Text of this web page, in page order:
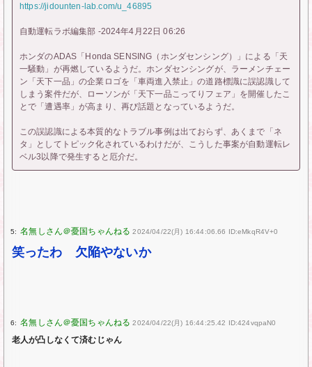
https://jidounten-lab.com/u_46895
自動運転ラボ編集部 -2024年4月22日 06:26
ホンダのADAS「Honda SENSING（ホンダセンシング）」による「天
一騒動」が再燃しているようだ。ホンダセンシングが、ラーメンチェー
ン「天下一品」の企業ロゴを「車両進入禁止」の道路標識に誤認識して
しまう案件だが、ローソンが「天下一品こってりフェア」を開催したこ
とで「遭遇率」が高まり、再び話題となっているようだ。
この誤認識による本質的なトラブル事例は出ておらず、あくまで「ネ
タ」としてトピック化されているわけだが、こうした事案が自動運転レ
ベル3以降で発生すると厄介だ。
5: 2024/04/22(月) 16:44:06.66 ID:eMkqR4V+0
笑ったわ 欠陥やないか
6: 2024/04/22(月) 16:44:25.42 ID:424vqpaN0
老人が凸しなくて済むじゃん